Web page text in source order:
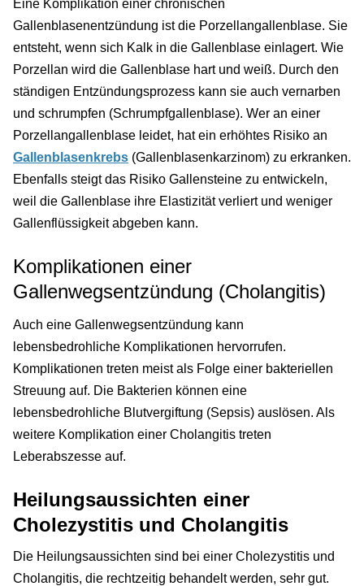
Eine Komplikation einer chronischen
Gallenblasenentzündung ist die Porzellangallenblase. Sie
entsteht, wenn sich Kalk in die Gallenblase einlagert. Wie
Porzellan wird die Gallenblase hart und weiß. Durch den
ständigen Entzündungsprozess kann sie auch vernarben
und schrumpfen (Schrumpfgallenblase). Wer an einer
Porzellangallenblase leidet, hat ein erhöhtes Risiko an
Gallenblasenkrebs (Gallenblasenkarzinom) zu erkranken.
Ebenfalls steigt das Risiko Gallensteine zu entwickeln,
weil die Gallenblase ihre Elastizität verliert und weniger
Gallenflüssigkeit abgeben kann.
Komplikationen einer
Gallenwegsentzündung (Cholangitis)
Auch eine Gallenwegsentzündung kann
lebensbedrohliche Komplikationen hervorrufen.
Komplikationen treten meist als Folge einer bakteriellen
Streuung auf. Die Bakterien können eine
lebensbedrohliche Blutvergiftung (Sepsis) auslösen. Als
weitere Komplikation einer Cholangitis treten
Leberabszesse auf.
Heilungsaussichten einer
Cholezystitis und Cholangitis
Die Heilungsaussichten sind bei einer Cholezystitis und
Cholangitis, die rechtzeitig behandelt werden, sehr gut.